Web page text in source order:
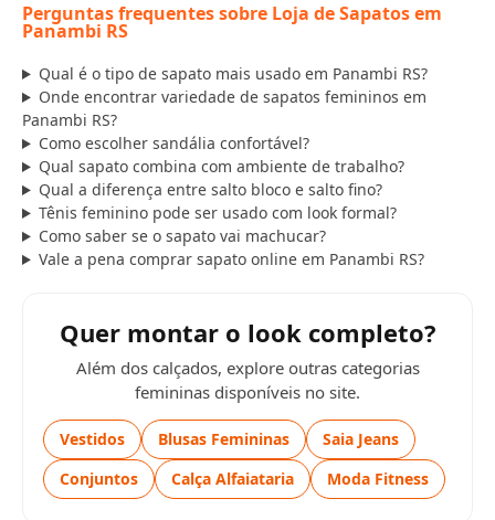
Perguntas frequentes sobre Loja de Sapatos em
Panambi RS
Qual é o tipo de sapato mais usado em Panambi RS?
Onde encontrar variedade de sapatos femininos em
Panambi RS?
Como escolher sandália confortável?
Qual sapato combina com ambiente de trabalho?
Qual a diferença entre salto bloco e salto fino?
Tênis feminino pode ser usado com look formal?
Como saber se o sapato vai machucar?
Vale a pena comprar sapato online em Panambi RS?
Quer montar o look completo?
Além dos calçados, explore outras categorias
femininas disponíveis no site.
Vestidos Blusas Femininas
Saia Jeans
Conjuntos
Calça Alfaiataria Moda Fitness